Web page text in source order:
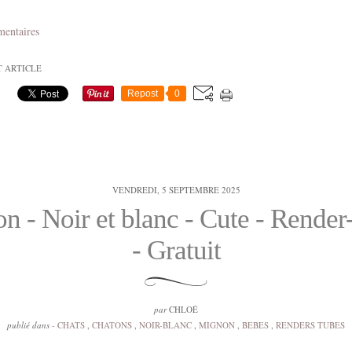
ARTICLE
Repost 0
VENDREDI, 5 SEPTEMBRE 2025
- Noir et blanc - Cute -
- Gratuit
parCHLOÉ
publié dans - CHATS , CHATONS , NOIR-BLANC , MIGNON , BEBES , RENDERS TUBES